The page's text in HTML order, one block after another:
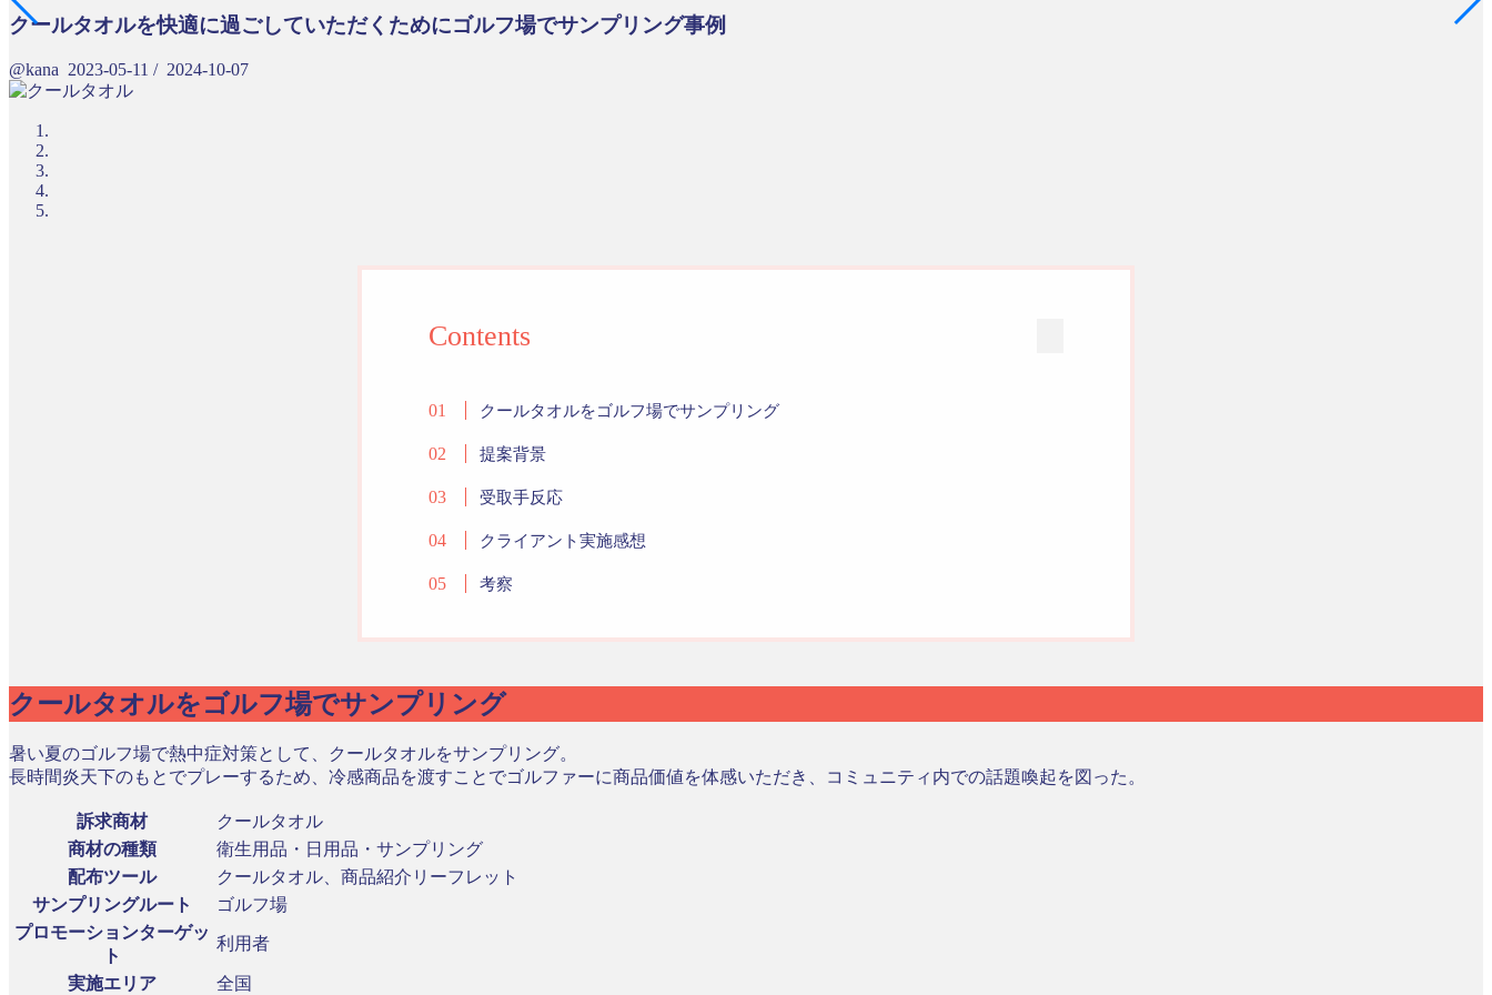
クールタオルを快適に過ごしていただくためにゴルフ場でサンプリング事例
@kana 2023-05-11 / 2024-10-07
Contents
クールタオルをゴルフ場でサンプリング
提案背景
受取手反応
クライアント実施感想
考察
クールタオルをゴルフ場でサンプリング
暑い夏のゴルフ場で熱中症対策として、クールタオルをサンプリング。
長時間炎天下のもとでプレーするため、冷感商品を渡すことでゴルファーに商品価値を体感いただき、コミュニティ内での話題喚起を図った。
訴求商材
クールタオル
商材の種類
衛生用品・日用品・サンプリング
配布ツール
クールタオル、商品紹介リーフレット
サンプリングルート
ゴルフ場
プロモーションターゲッ
ト
利用者
実施エリア
全国